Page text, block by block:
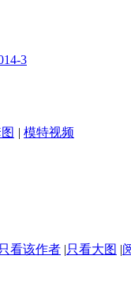
3
| 模特视频
只看该作者 |只看大图 |